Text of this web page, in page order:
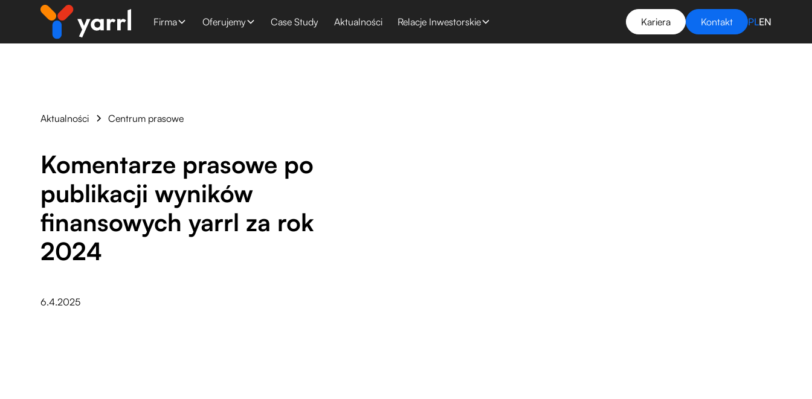
Firma Oferujemy Case Study Aktualności Relacje Inwestorskie Kariera Kontakt PLEN
Aktualności Centrum prasowe
Komentarze prasowe po
publikacji wyników
finansowych yarrl za rok
2024
6.4.2025